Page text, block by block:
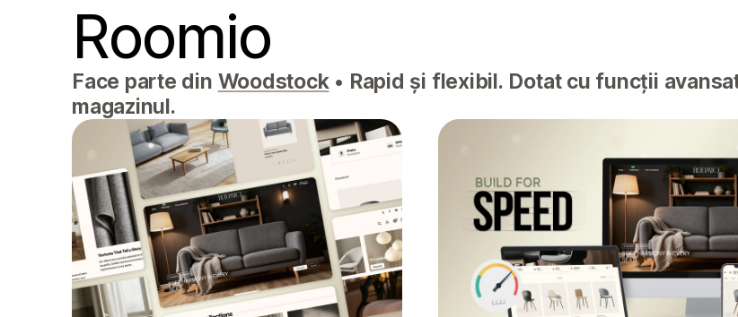
Roomio
Face parte din Woodstock • Rapid și flexibil. Dotat cu funcții
magazinul.